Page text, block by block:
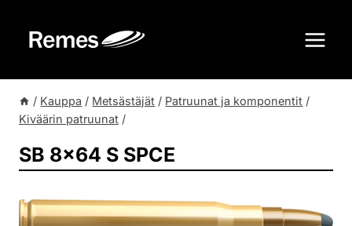
sisältöön
/ Kauppa / Metsästäjät / Patruunat ja komponentit /
Kiväärin patruunat /
SB 8×64 S SPCE